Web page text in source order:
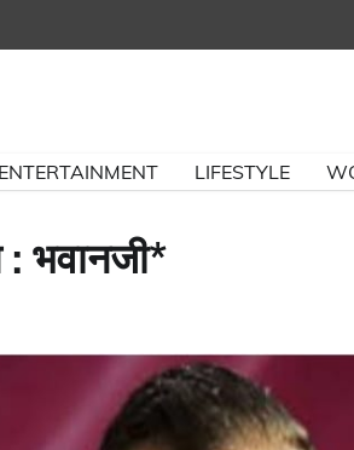
ENTERTAINMENT LIFESTYLE
: भवानजी*